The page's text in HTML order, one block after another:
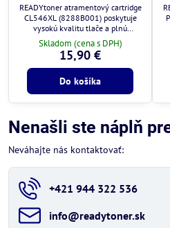
READYtoner atramentový cartridge
CL546XL (8288B001) poskytuje
vysokú kvalitu tlače a plnú
kompatibilitu s tlačiarňami Canon.
Skladom (cena s DPH)
15,90 €
Do košíka
Nenašli ste náplň
Neváhajte nás kontaktovať:
+421 944 322 536
info​@readytoner​.sk